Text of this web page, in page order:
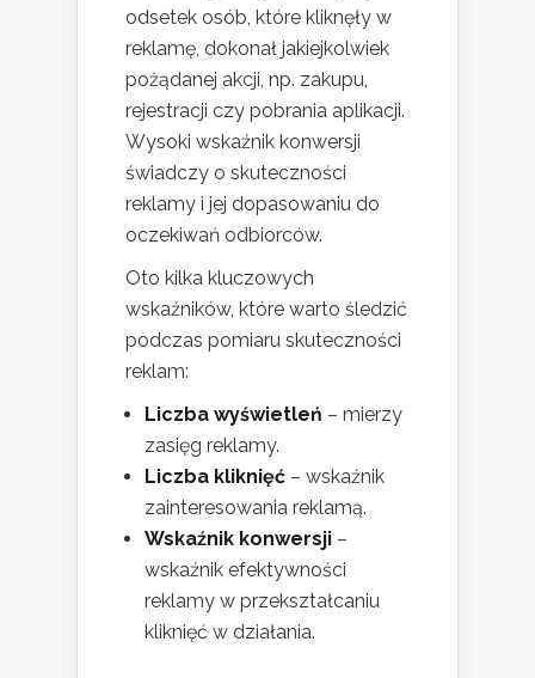
odsetek osób, które kliknęły w
reklamę, dokonał jakiejkolwiek
pożądanej akcji, np. zakupu,
rejestracji czy pobrania aplikacji.
Wysoki wskaźnik konwersji
świadczy o skuteczności
reklamy i jej dopasowaniu do
oczekiwań odbiorców.
Oto kilka kluczowych
wskaźników, które warto śledzić
podczas pomiaru skuteczności
reklam:
Liczba wyświetleń – mierzy
zasięg reklamy.
Liczba kliknięć – wskaźnik
zainteresowania reklamą.
Wskaźnik konwersji –
wskaźnik efektywności
reklamy w przekształcaniu
kliknięć w działania.